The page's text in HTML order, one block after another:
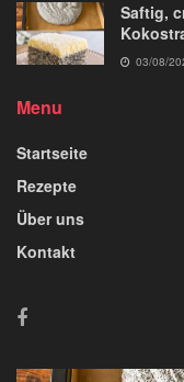
Saftig,
03/08/
Menu
Startseite
Rezepte
Über uns
Kontakt